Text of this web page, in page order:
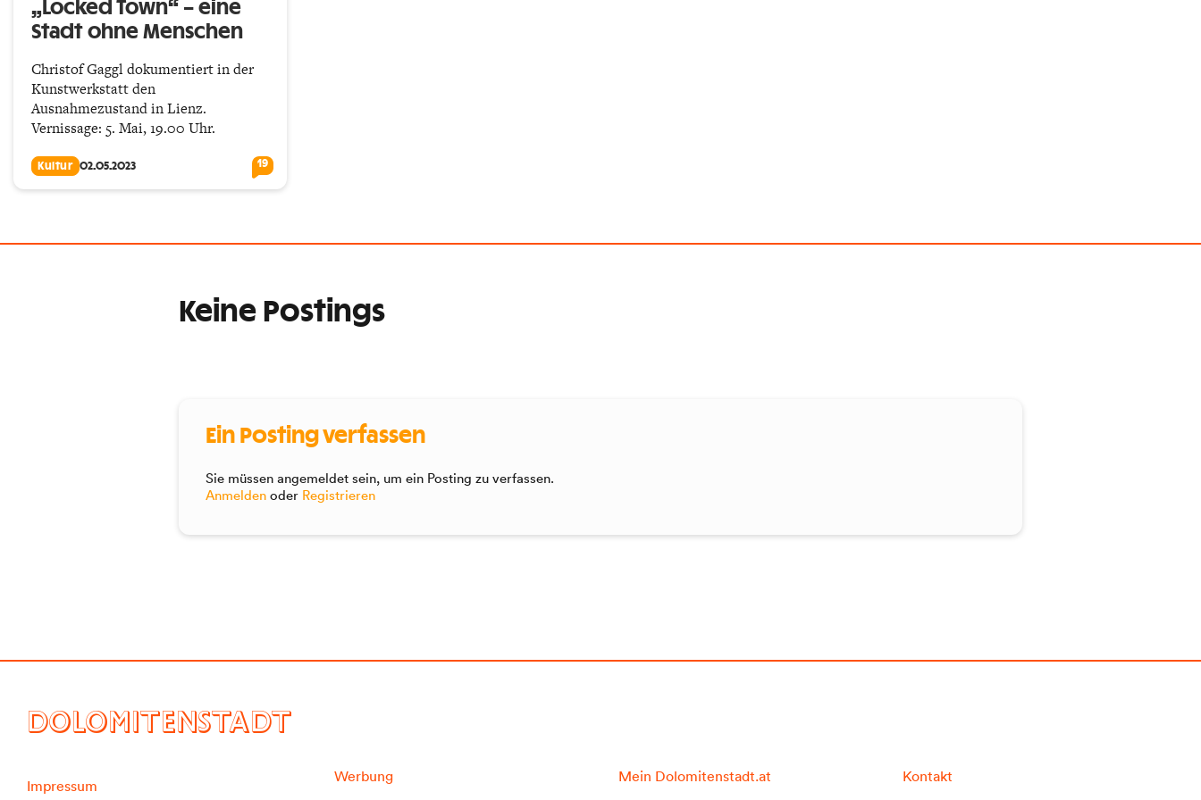
„Locked Town“ – eine
Stadt ohne Menschen
Christof Gaggl dokumentiert in der
Kunstwerkstatt den
Ausnahmezustand in Lienz.
Vernissage: 5. Mai, 19.00 Uhr.
Kultur 02.05.2023 19
Keine Postings
Ein Posting verfassen
Sie müssen angemeldet sein, um ein Posting zu verfassen.
Anmelden oder Registrieren
DOLOMITENSTADT
Impressum
Werbung Mein Dolomitenstadt.at Kontakt